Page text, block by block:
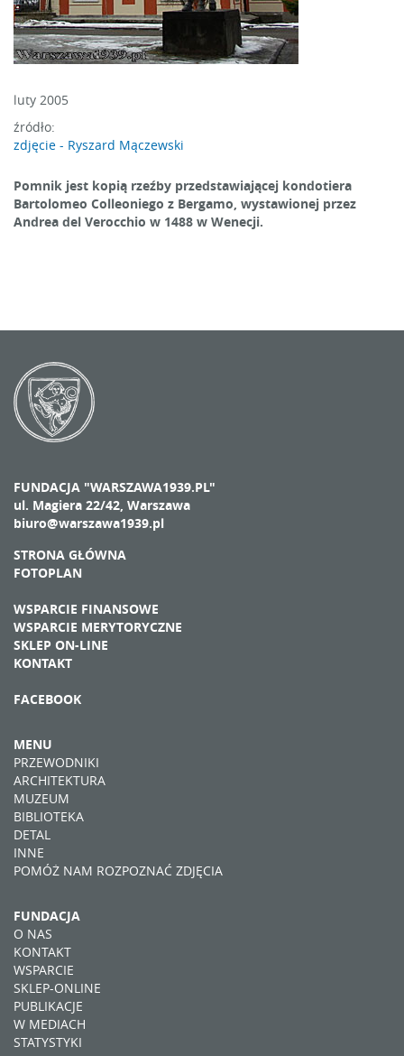
luty 2005
źródło:
zdjęcie - Ryszard Mączewski
Pomnik jest kopią rzeźby przedstawiającej kondotiera
Bartolomeo Colleoniego z Bergamo, wystawionej przez
Andrea del Verocchio w 1488 w Wenecji.
FUNDACJA "WARSZAWA1939.PL"
ul. Magiera 22/42, Warszawa
biuro@warszawa1939.pl
STRONA GŁÓWNA
FOTOPLAN
WSPARCIE FINANSOWE
WSPARCIE MERYTORYCZNE
SKLEP ON-LINE
KONTAKT
FACEBOOK
MENU
PRZEWODNIKI
ARCHITEKTURA
MUZEUM
BIBLIOTEKA
DETAL
INNE
POMÓŻ NAM ROZPOZNAĆ ZDJĘCIA
FUNDACJA
O NAS
KONTAKT
WSPARCIE
SKLEP-ONLINE
PUBLIKACJE
W MEDIACH
STATYSTYKI